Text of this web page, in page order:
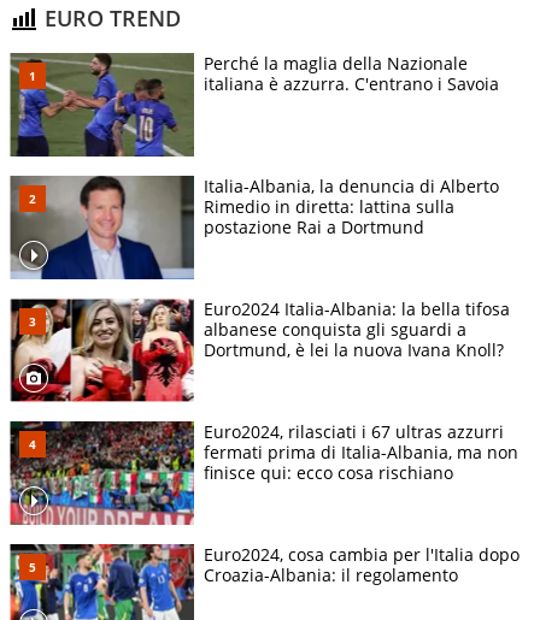
EURO TREND
Perché la maglia della Nazionale
italiana è azzurra. C'entrano i Savoia
Italia-Albania, la denuncia di Alberto
Rimedio in diretta: lattina sulla
postazione Rai a Dortmund
Euro2024 Italia-Albania: la bella tifosa
albanese conquista gli sguardi a
Dortmund, è lei la nuova Ivana Knoll?
Euro2024, rilasciati i 67 ultras azzurri
fermati prima di Italia-Albania, ma non
finisce qui: ecco cosa rischiano
Euro2024, cosa cambia per l'Italia dopo
Croazia-Albania: il regolamento